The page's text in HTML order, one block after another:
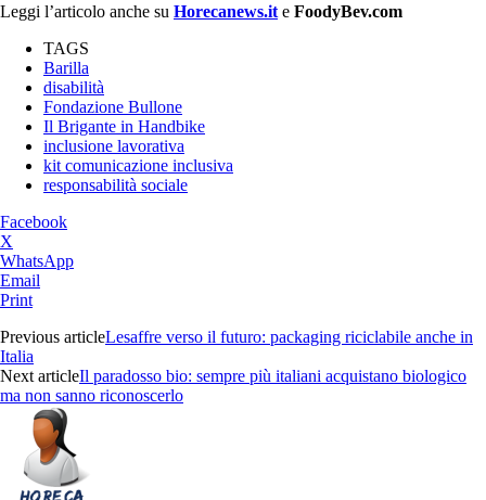
Leggi l’articolo anche su Horecanews.it e FoodyBev.com
TAGS
Barilla
disabilità
Fondazione Bullone
Il Brigante in Handbike
inclusione lavorativa
kit comunicazione inclusiva
responsabilità sociale
Facebook
X
WhatsApp
Email
Print
Previous articleLesaffre verso il futuro: packaging riciclabile anche in
Italia
Next articleIl paradosso bio: sempre più italiani acquistano biologico
ma non sanno riconoscerlo